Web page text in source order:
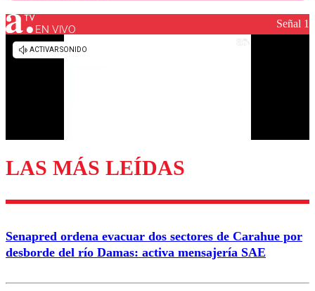
Los comentarios son moderados para garantizar un
Enviar comentario
EN VIVO Señal 1
LAS MÁS LEÍDAS
Senapred ordena evacuar dos sectores de Carahue por
desborde del río Damas: activa mensajería SAE